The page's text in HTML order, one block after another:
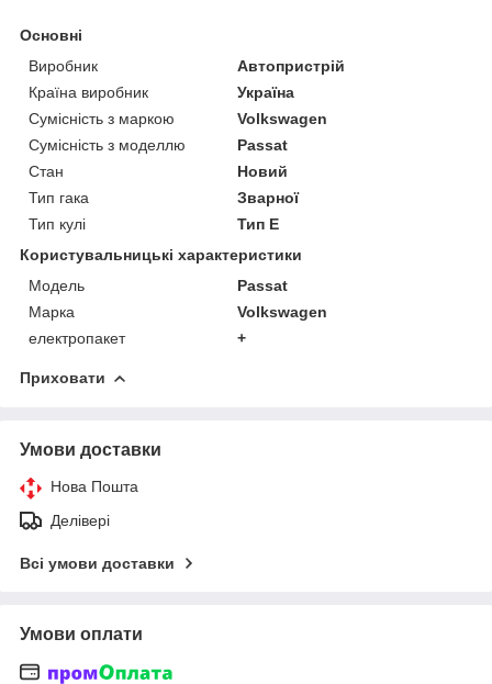
Основні
Виробник
Автопристрій
Країна виробник
Україна
Сумісність з маркою
Volkswagen
Сумісність з моделлю
Passat
Стан
Новий
Тип гака
Зварної
Тип кулі
Тип E
Користувальницькі характеристики
Модель
Passat
Марка
Volkswagen
електропакет
+
Приховати
Умови доставки
Нова Пошта
Делівері
Всі умови доставки
Умови оплати